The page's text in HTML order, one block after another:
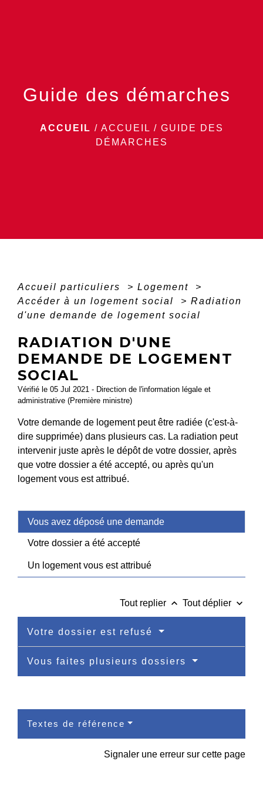
Guide des démarches
ACCUEIL / ACCUEIL / GUIDE DES
DÉMARCHES
Accueil particuliers > Logement
>
Accéder à un logement social
> Radiation
d'une demande de logement social
RADIATION D'UNE
DEMANDE DE LOGEMENT
SOCIAL
Vérifié le 05 Jul 2021 - Direction de l'information légale et
administrative (Première ministre)
Votre demande de logement peut être radiée (c'est-à-
dire supprimée) dans plusieurs cas. La radiation peut
intervenir juste après le dépôt de votre dossier, après
que votre dossier a été accepté, ou après qu'un
logement vous est attribué.
Vous avez déposé une demande
Votre dossier a été accepté
Un logement vous est attribué
Tout replier keyboard_arrow_up Tout déplier keyboard_arrow_down
Votre dossier est refusé
Vous faites plusieurs dossiers
Textes de référence
Signaler une erreur sur cette page